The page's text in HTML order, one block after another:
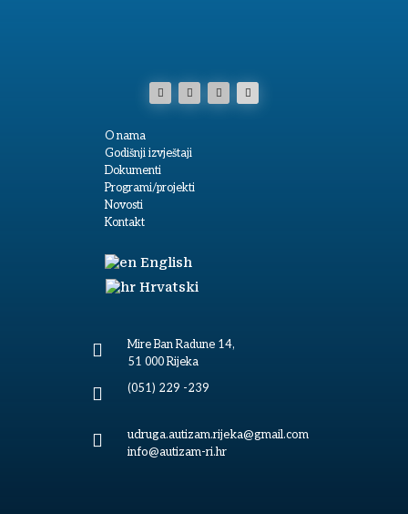
O nama
Godišnji izvještaji
Dokumenti
Programi/projekti
Novosti
Kontakt
English
Hrvatski

Mire Ban Radune 14,
51 000 Rijeka
 (051) 229 -239

udruga.autizam.rijeka@gmail.com
info@autizam-ri.hr